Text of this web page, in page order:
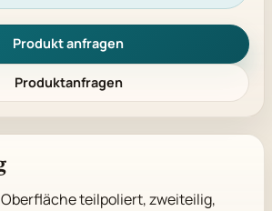
Produkt anfragen
Produktanfragen
teilpoliert, zweiteilig,